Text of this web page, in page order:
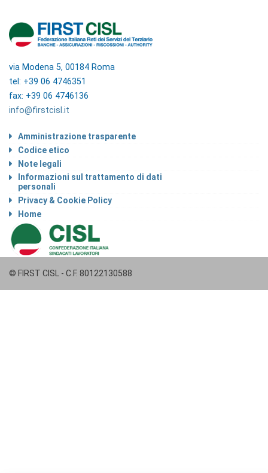
via Modena 5, 00184 Roma
tel: +39 06 4746351
fax: +39 06 4746136
info@firstcisl.it
Amministrazione trasparente
Codice etico
Note legali
Informazioni sul trattamento di dati
personali
Privacy & Cookie Policy
Home
© FIRST CISL - C.F. 80122130588